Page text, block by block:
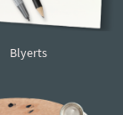
Blyerts